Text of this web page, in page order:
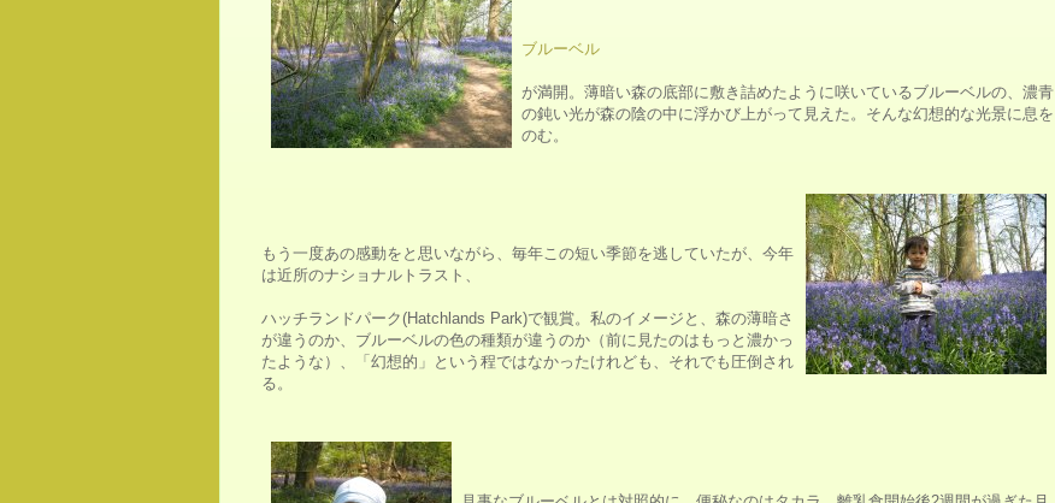
ブルーベル
が満開。薄暗い森の底部に敷き詰めたように咲いているブルーベルの、濃青
の鈍い光が森の陰の中に浮かび上がって見えた。そんな幻想的な光景に息を
のむ。
もう一度あの感動をと思いながら、毎年この短い季節を逃していたが、今年
は近所のナショナルトラスト、
ハッチランドパーク(Hatchlands Park)で観賞。私のイメージと、森の薄暗さ
が違うのか、ブルーベルの色の種類が違うのか（前に見たのはもっと濃かっ
たような）、「幻想的」という程ではなかったけれども、それでも圧倒され
る。